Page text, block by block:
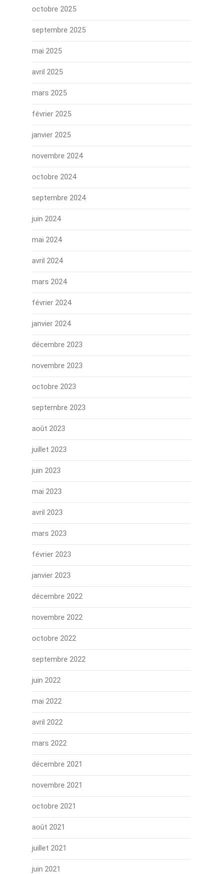
octobre 2025
septembre 2025
mai 2025
avril 2025
mars 2025
février 2025
janvier 2025
novembre 2024
octobre 2024
septembre 2024
juin 2024
mai 2024
avril 2024
mars 2024
février 2024
janvier 2024
décembre 2023
novembre 2023
octobre 2023
septembre 2023
août 2023
juillet 2023
juin 2023
mai 2023
avril 2023
mars 2023
février 2023
janvier 2023
décembre 2022
novembre 2022
octobre 2022
septembre 2022
juin 2022
mai 2022
avril 2022
mars 2022
décembre 2021
novembre 2021
octobre 2021
août 2021
juillet 2021
juin 2021